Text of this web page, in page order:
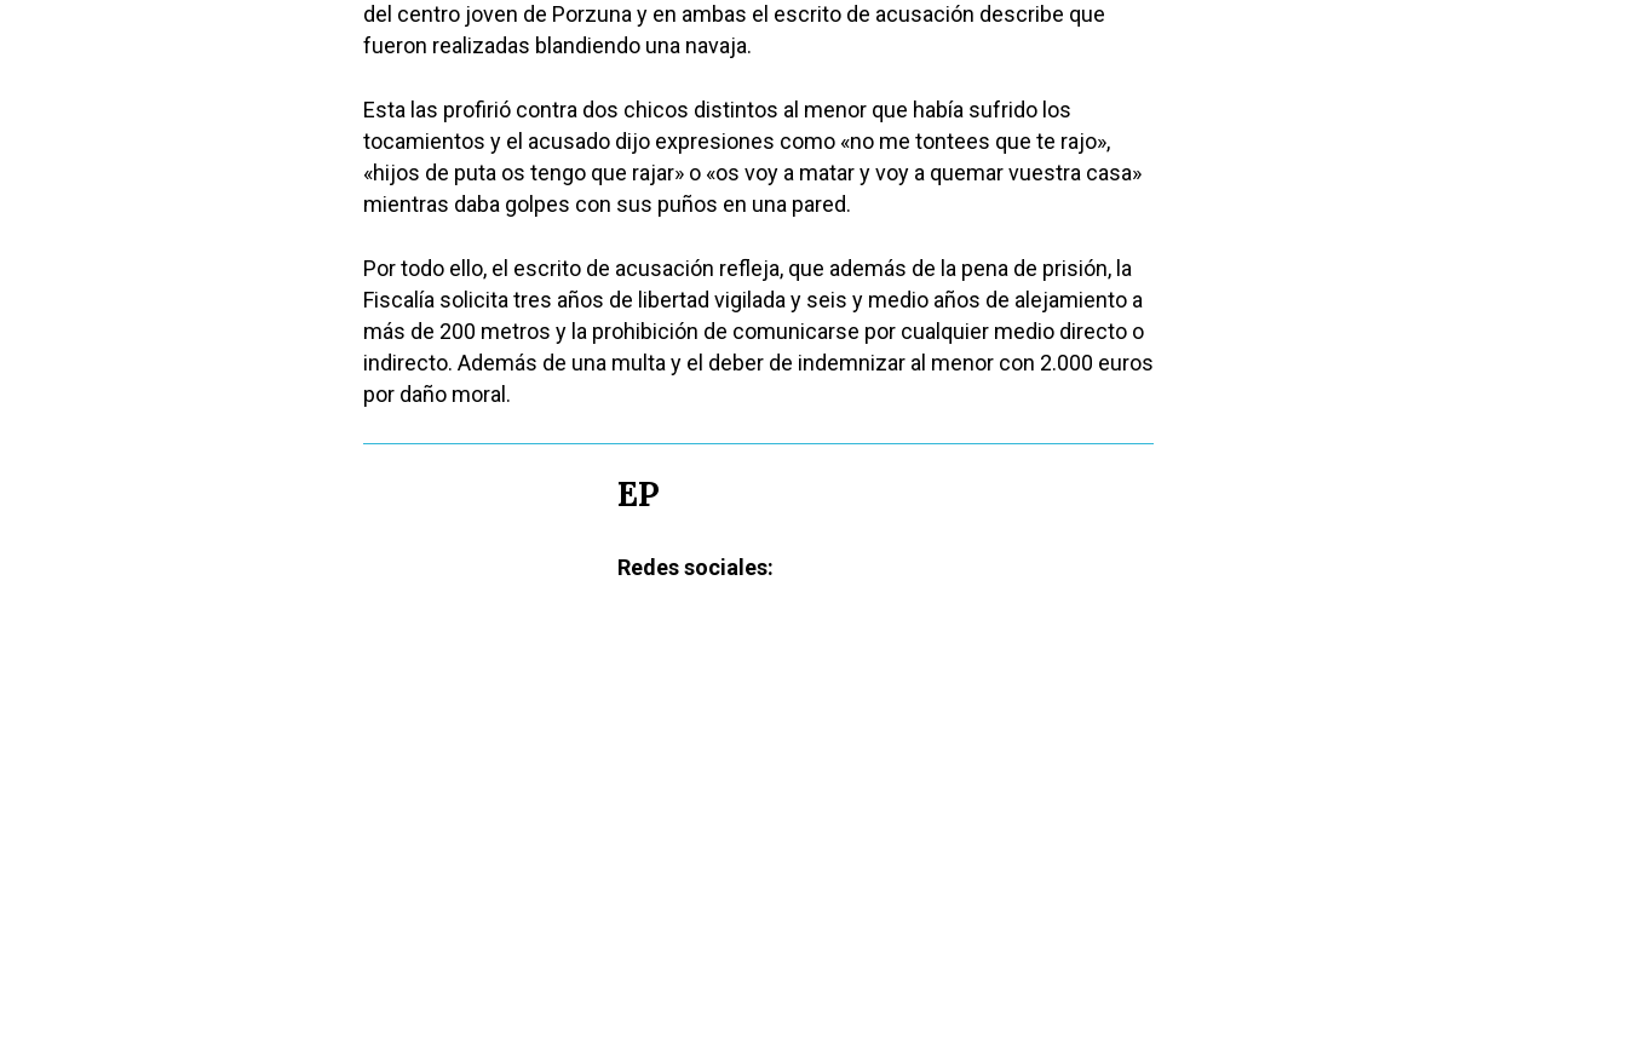
del centro joven de Porzuna y en ambas el escrito de acusación describe que
fueron realizadas blandiendo una navaja.
Esta las profirió contra dos chicos distintos al menor que había sufrido los
tocamientos y el acusado dijo expresiones como «no me tontees que te rajo»,
«hijos de puta os tengo que rajar» o «os voy a matar y voy a quemar vuestra casa»
mientras daba golpes con sus puños en una pared.
Por todo ello, el escrito de acusación refleja, que además de la pena de prisión, la
Fiscalía solicita tres años de libertad vigilada y seis y medio años de alejamiento a
más de 200 metros y la prohibición de comunicarse por cualquier medio directo o
indirecto. Además de una multa y el deber de indemnizar al menor con 2.000 euros
por daño moral.
EP
Redes sociales: